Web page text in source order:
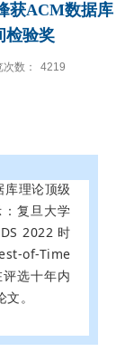
获ACM数据库
检验奖
数： 4219
理论顶级
复旦大学
2022 时
of-Time
选十年内
。